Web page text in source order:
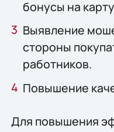
бонусы на
Выявление
стороны
работников.
Повышение
Для повышения